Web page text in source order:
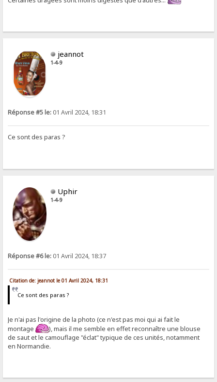
jeannot
1-4-9
Réponse #5 le: 01 Avril 2024, 18:31
Ce sont des paras ?
Uphir
1-4-9
Réponse #6 le: 01 Avril 2024, 18:37
Citation de: jeannot le 01 Avril 2024, 18:31
Ce sont des paras ?
Je n'ai pas l'origine de la photo (ce n'est pas moi qui ai fait le
montage
), mais il me semble en effet reconnaître une blouse
de saut et le camouflage "éclat" typique de ces unités, notamment
en Normandie.